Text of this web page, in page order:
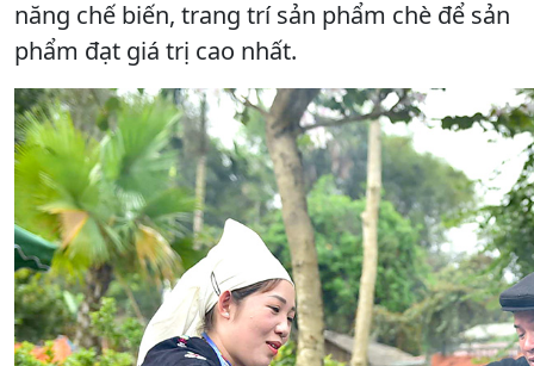
năng chế biến, trang trí sản phẩm chè để sản
phẩm đạt giá trị cao nhất.